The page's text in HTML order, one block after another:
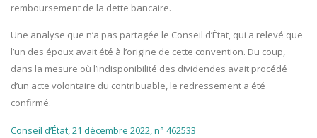
remboursement de la dette bancaire.
Une analyse que n’a pas partagée le Conseil d’État, qui a relevé que
l’un des époux avait été à l’origine de cette convention. Du coup,
dans la mesure où l’indisponibilité des dividendes avait procédé
d’un acte volontaire du contribuable, le redressement a été
confirmé.
Conseil d’État, 21 décembre 2022, n° 462533